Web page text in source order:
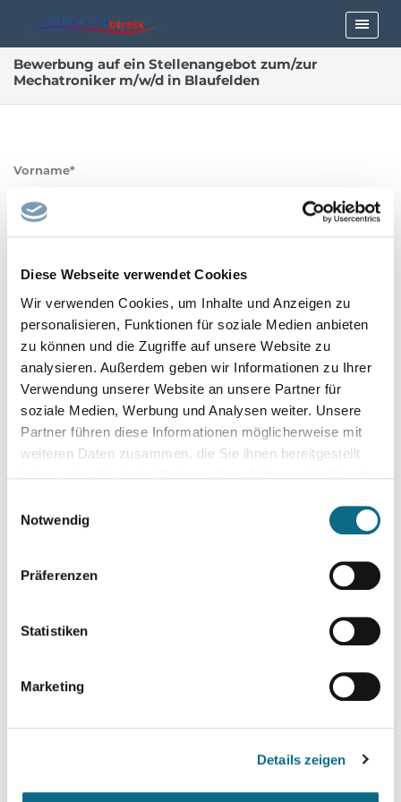
Diese Webseite verwendet Cookies
Wir verwenden Cookies, um Inhalte und Anzeigen zu
personalisieren, Funktionen für soziale Medien anbieten
zu können und die Zugriffe auf unsere Website zu
analysieren. Außerdem geben wir Informationen zu Ihrer
Verwendung unserer Website an unsere Partner für
soziale Medien, Werbung und Analysen weiter. Unsere
Partner führen diese Informationen möglicherweise mit
weiteren Daten zusammen, die Sie ihnen bereitgestellt
Notwendig
Präferenzen
Statistiken
Marketing
Details zeigen
Bewerbung auf ein Stellenangebot zum/zur
Mechatroniker m/w/d in Blaufelden
Vorname*
E-Mailadresse*
Telefonnummer*
Alter
Arbeitszeitmodell